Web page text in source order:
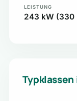
LEISTUNG
243 kW (330